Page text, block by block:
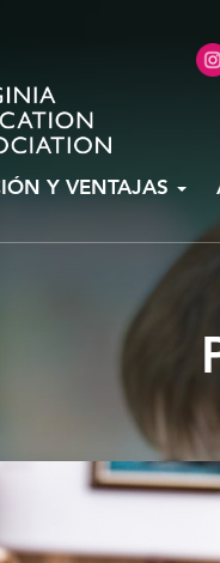
Y VENTAJAS